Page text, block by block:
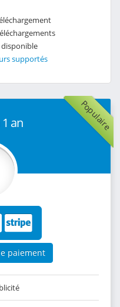
supportés
Populaire
an
paiement